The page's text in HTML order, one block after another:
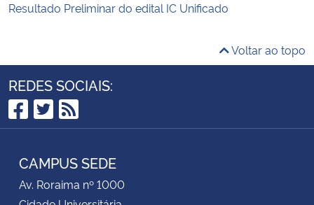
Resultado Preliminar do edital IC Unificado
Voltar ao topo
REDES SOCIAIS:
Facebook
Twitter
RSS
CAMPUS SEDE
Av. Roraima nº 1000